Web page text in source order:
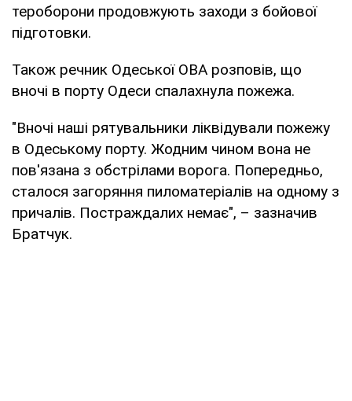
тероборони продовжують заходи з бойової
підготовки.
Також речник Одеської ОВА розповів, що
вночі в порту Одеси спалахнула пожежа.
"Вночі наші рятувальники ліквідували пожежу
в Одеському порту. Жодним чином вона не
пов'язана з обстрілами ворога. Попередньо,
сталося загоряння пиломатеріалів на одному з
причалів. Постраждалих немає", – зазначив
Братчук.